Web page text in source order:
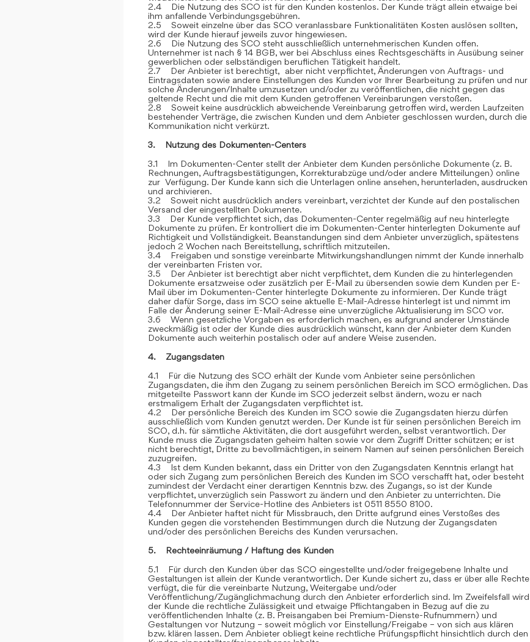
2.4 Die Nutzung des SCO ist für den Kunden kostenlos. Der Kunde trägt allein etwaige bei
ihm anfallende Verbindungsgebühren.
2.5 Soweit einzelne über das SCO veranlassbare Funktionalitäten Kosten auslösen sollten,
wird der Kunde hierauf jeweils zuvor hingewiesen.
2.6 Die Nutzung des SCO steht ausschließlich unternehmerischen Kunden offen.
Unternehmer ist nach § 14 BGB, wer bei Abschluss eines Rechtsgeschäfts in Ausübung seiner
gewerblichen oder selbständigen beruflichen Tätigkeit handelt.
2.7 Der Anbieter ist berechtigt, aber nicht verpflichtet, Änderungen von Auftrags- und
Eintragsdaten sowie andere Einstellungen des Kunden vor Ihrer Bearbeitung zu prüfen und nur
solche Änderungen/Inhalte umzusetzen und/oder zu veröffentlichen, die nicht gegen das
geltende Recht und die mit dem Kunden getroffenen Vereinbarungen verstoßen.
2.8 Soweit keine ausdrücklich abweichende Vereinbarung getroffen wird, werden Laufzeiten
bestehender Verträge, die zwischen Kunden und dem Anbieter geschlossen wurden, durch die
Kommunikation nicht verkürzt.
3. Nutzung des Dokumenten-Centers
3.1 Im Dokumenten-Center stellt der Anbieter dem Kunden persönliche Dokumente (z. B.
Rechnungen, Auftragsbestätigungen, Korrekturabzüge und/oder andere Mitteilungen) online
zur Verfügung. Der Kunde kann sich die Unterlagen online ansehen, herunterladen, ausdrucken
und archivieren.
3.2 Soweit nicht ausdrücklich anders vereinbart, verzichtet der Kunde auf den postalischen
Versand der eingestellten Dokumente.
3.3 Der Kunde verpflichtet sich, das Dokumenten-Center regelmäßig auf neu hinterlegte
Dokumente zu prüfen. Er kontrolliert die im Dokumenten-Center hinterlegten Dokumente auf
Richtigkeit und Vollständigkeit. Beanstandungen sind dem Anbieter unverzüglich, spätestens
jedoch 2 Wochen nach Bereitstellung, schriftlich mitzuteilen.
3.4 Freigaben und sonstige vereinbarte Mitwirkungshandlungen nimmt der Kunde innerhalb
der vereinbarten Fristen vor.
3.5 Der Anbieter ist berechtigt aber nicht verpflichtet, dem Kunden die zu hinterlegenden
Dokumente ersatzweise oder zusätzlich per E-Mail zu übersenden sowie dem Kunden per E-
Mail über im Dokumenten-Center hinterlegte Dokumente zu informieren. Der Kunde trägt
daher dafür Sorge, dass im SCO seine aktuelle E-Mail-Adresse hinterlegt ist und nimmt im
Falle der Änderung seiner E-Mail-Adresse eine unverzügliche Aktualisierung im SCO vor.
3.6 Wenn gesetzliche Vorgaben es erforderlich machen, es aufgrund anderer Umstände
zweckmäßig ist oder der Kunde dies ausdrücklich wünscht, kann der Anbieter dem Kunden
Dokumente auch weiterhin postalisch oder auf andere Weise zusenden.
4. Zugangsdaten
4.1 Für die Nutzung des SCO erhält der Kunde vom Anbieter seine persönlichen
Zugangsdaten, die ihm den Zugang zu seinem persönlichen Bereich im SCO ermöglichen. Das
mitgeteilte Passwort kann der Kunde im SCO jederzeit selbst ändern, wozu er nach
erstmaligem Erhalt der Zugangsdaten verpflichtet ist.
4.2 Der persönliche Bereich des Kunden im SCO sowie die Zugangsdaten hierzu dürfen
ausschließlich vom Kunden genutzt werden. Der Kunde ist für seinen persönlichen Bereich im
SCO, d.h. für sämtliche Aktivitäten, die dort ausgeführt werden, selbst verantwortlich. Der
Kunde muss die Zugangsdaten geheim halten sowie vor dem Zugriff Dritter schützen; er ist
nicht berechtigt, Dritte zu bevollmächtigen, in seinem Namen auf seinen persönlichen Bereich
zuzugreifen.
4.3 Ist dem Kunden bekannt, dass ein Dritter von den Zugangsdaten Kenntnis erlangt hat
oder sich Zugang zum persönlichen Bereich des Kunden im SCO verschafft hat, oder besteht
zumindest der Verdacht einer derartigen Kenntnis bzw. des Zugangs, so ist der Kunde
verpflichtet, unverzüglich sein Passwort zu ändern und den Anbieter zu unterrichten. Die
Telefonnummer der Service-Hotline des Anbieters ist 0511 8550 8100.
4.4 Der Anbieter haftet nicht für Missbrauch, den Dritte aufgrund eines Verstoßes des
Kunden gegen die vorstehenden Bestimmungen durch die Nutzung der Zugangsdaten
und/oder des persönlichen Bereichs des Kunden verursachen.
5. Rechteeinräumung / Haftung des Kunden
5.1 Für durch den Kunden über das SCO eingestellte und/oder freigegebene Inhalte und
Gestaltungen ist allein der Kunde verantwortlich. Der Kunde sichert zu, dass er über alle Rechte
verfügt, die für die vereinbarte Nutzung, Weitergabe und/oder
Veröffentlichung/Zugänglichmachung durch den Anbieter erforderlich sind. Im Zweifelsfall wird
der Kunde die rechtliche Zulässigkeit und etwaige Pflichtangaben in Bezug auf die zu
veröffentlichenden Inhalte (z. B. Preisangaben bei Premium-Dienste-Rufnummern) und
Gestaltungen vor Nutzung – soweit möglich vor Einstellung/Freigabe – von sich aus klären
bzw. klären lassen. Dem Anbieter obliegt keine rechtliche Prüfungspflicht hinsichtlich durch den